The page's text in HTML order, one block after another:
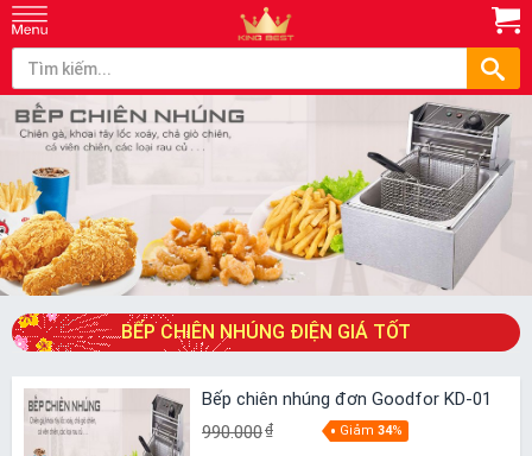
BẾP CHIÊN NHÚNG ĐIỆN GIÁ TỐT
Bếp chiên nhúng đơn Goodfor KD-01
990.000₫ Giảm 34%